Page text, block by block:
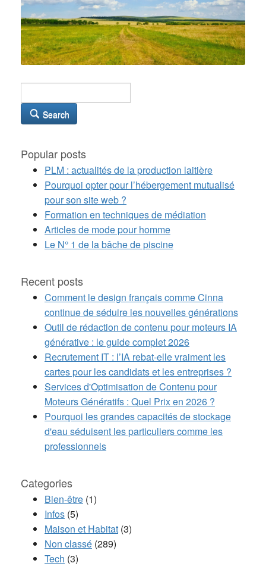
Search
Popular posts
PLM : actualités de la production laitière
Pourquoi opter pour l’hébergement mutualisé
pour son site web ?
Formation en techniques de médiation
Articles de mode pour homme
Le N° 1 de la bâche de piscine
Recent posts
Comment le design français comme Cinna
continue de séduire les nouvelles générations
Outil de rédaction de contenu pour moteurs IA
générative : le guide complet 2026
Recrutement IT : l’IA rebat-elle vraiment les
cartes pour les candidats et les entreprises ?
Services d'Optimisation de Contenu pour
Moteurs Génératifs : Quel Prix en 2026 ?
Pourquoi les grandes capacités de stockage
d'eau séduisent les particuliers comme les
professionnels
Categories
Bien-être (1)
Infos (5)
Maison et Habitat (3)
Non classé (289)
Tech (3)